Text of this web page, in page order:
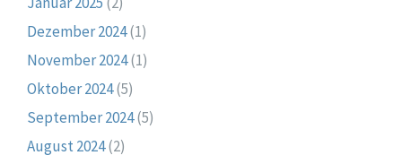
Dezember 2024(1)
November 2024(1)
Oktober 2024(5)
September 2024(5)
August 2024(2)